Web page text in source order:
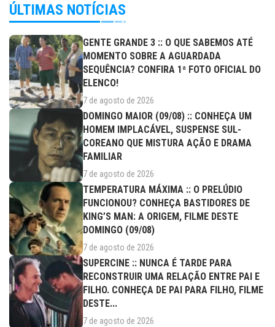
ÚLTIMAS NOTÍCIAS
GENTE GRANDE 3 :: O QUE SABEMOS ATÉ
MOMENTO SOBRE A AGUARDADA
SEQUÊNCIA? CONFIRA 1ª FOTO OFICIAL DO
ELENCO!
7 de agosto de 2026
DOMINGO MAIOR (09/08) :: CONHEÇA UM
HOMEM IMPLACÁVEL, SUSPENSE SUL-
COREANO QUE MISTURA AÇÃO E DRAMA
FAMILIAR
7 de agosto de 2026
TEMPERATURA MÁXIMA :: O PRELÚDIO
FUNCIONOU? CONHEÇA BASTIDORES DE
KING’S MAN: A ORIGEM, FILME DESTE
DOMINGO (09/08)
7 de agosto de 2026
SUPERCINE :: NUNCA É TARDE PARA
RECONSTRUIR UMA RELAÇÃO ENTRE PAI E
FILHO. CONHEÇA DE PAI PARA FILHO, FILME
DESTE...
7 de agosto de 2026